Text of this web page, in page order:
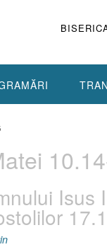
Isus